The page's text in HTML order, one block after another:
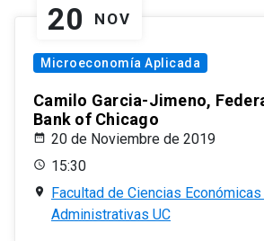
20 NOV
Microeconomía Aplicada
Camilo Garcia-Jimeno,
Bank of Chicago
20 de Noviembre de 2019
15:30
Facultad de Ciencias
Administrativas UC